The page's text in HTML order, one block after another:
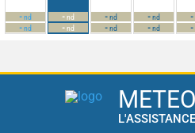
-nd
-nd
-nd
-nd
-nd
-nd
-nd
-nd
-
-
METEO
L'ASSISTANCE